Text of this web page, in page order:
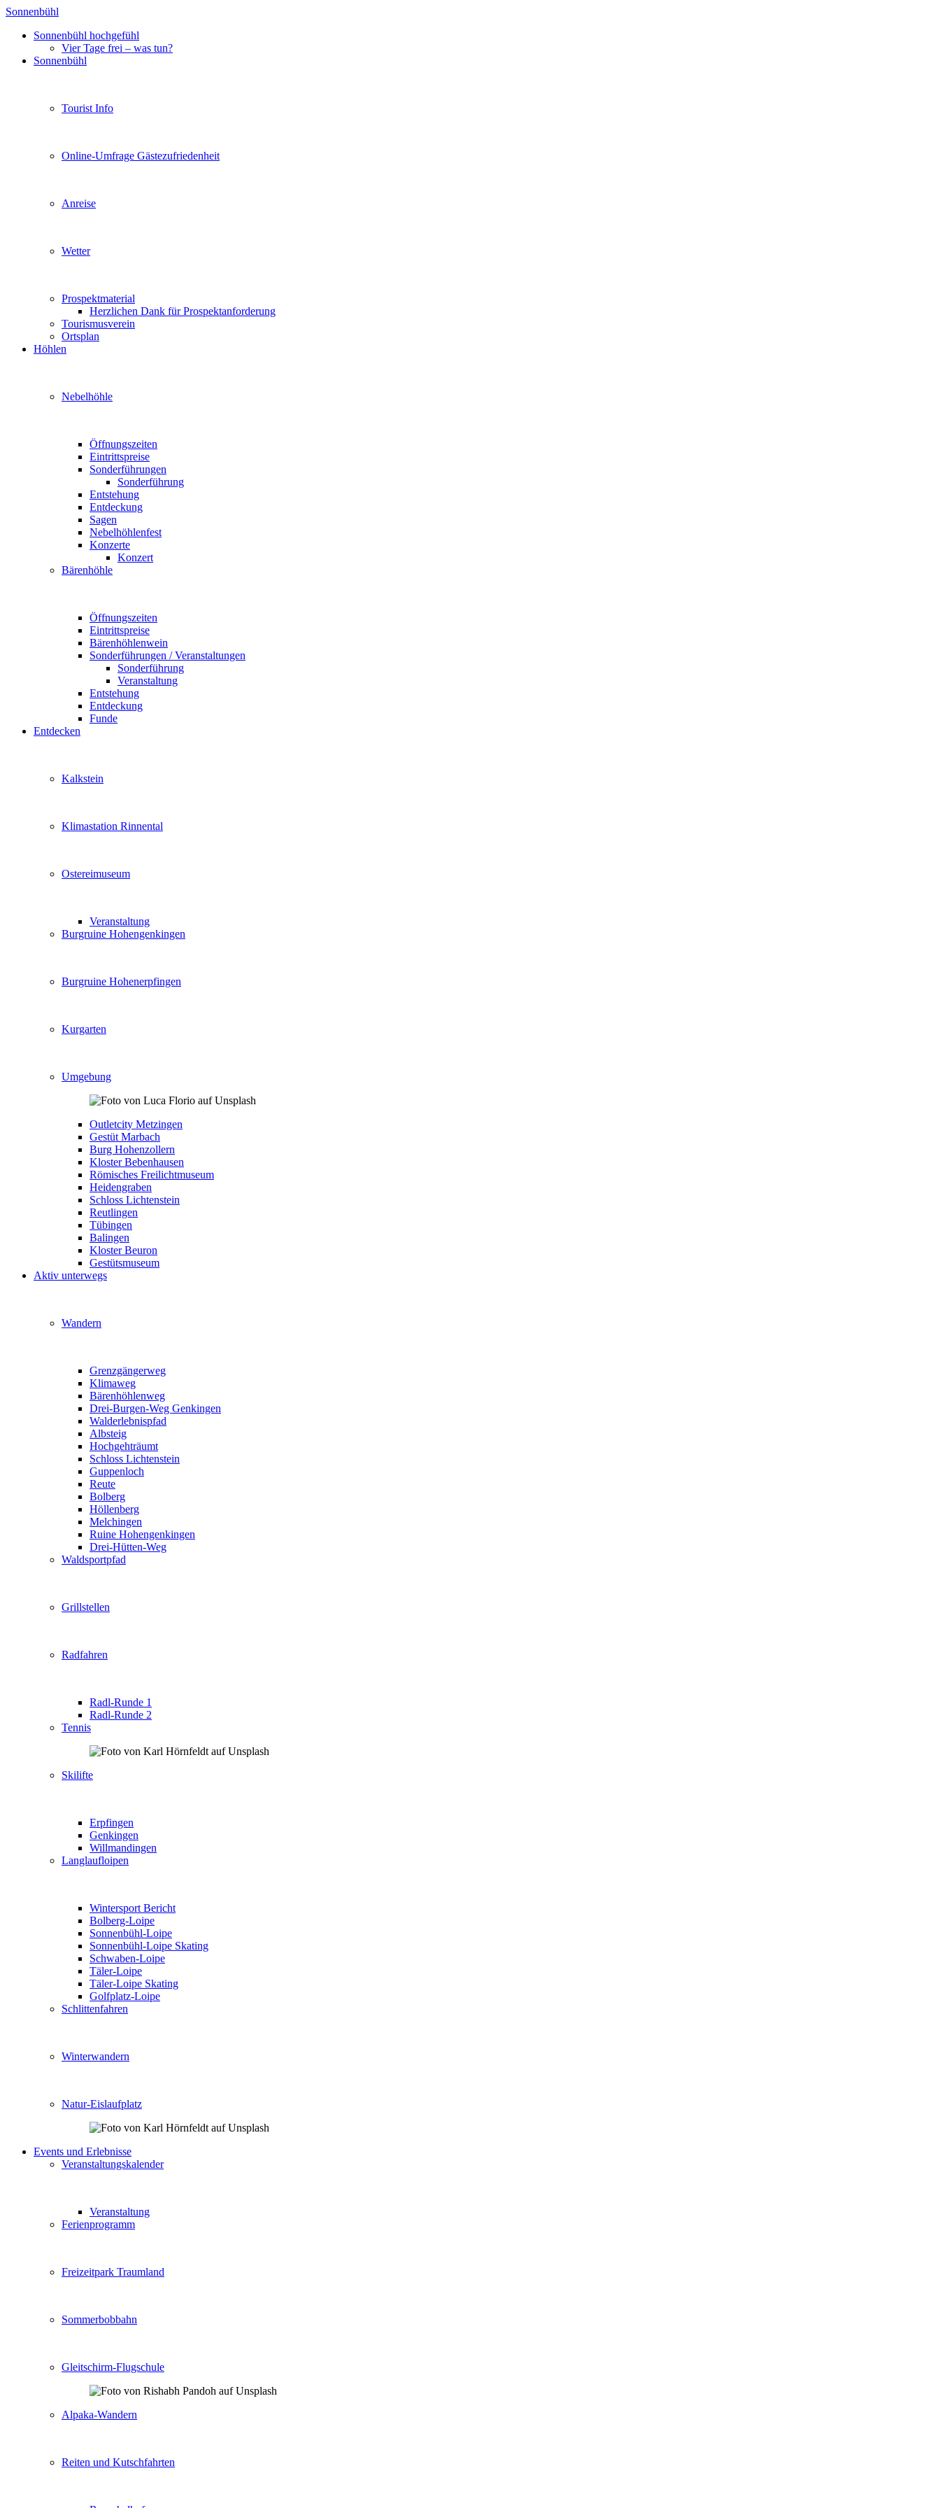
Sonnenbühl
Sonnenbühl hochgefühl
Vier Tage frei – was tun?
Sonnenbühl
Tourist Info
Online-Umfrage Gästezufriedenheit
Anreise
Wetter
Prospektmaterial
Herzlichen Dank für Prospektanforderung
Tourismusverein
Ortsplan
Höhlen
Nebelhöhle
Öffnungszeiten
Eintrittspreise
Sonderführungen
Sonderführung
Entstehung
Entdeckung
Sagen
Nebelhöhlenfest
Konzerte
Konzert
Bärenhöhle
Öffnungszeiten
Eintrittspreise
Bärenhöhlenwein
Sonderführungen / Veranstaltungen
Sonderführung
Veranstaltung
Entstehung
Entdeckung
Funde
Entdecken
Kalkstein
Klimastation Rinnental
Ostereimuseum
Veranstaltung
Burgruine Hohengenkingen
Burgruine Hohenerpfingen
Kurgarten
Umgebung
Outletcity Metzingen
Gestüt Marbach
Burg Hohenzollern
Kloster Bebenhausen
Römisches Freilichtmuseum
Heidengraben
Schloss Lichtenstein
Reutlingen
Tübingen
Balingen
Kloster Beuron
Gestütsmuseum
Aktiv unterwegs
Wandern
Grenzgängerweg
Klimaweg
Bärenhöhlenweg
Drei-Burgen-Weg Genkingen
Walderlebnispfad
Albsteig
Hochgehträumt
Schloss Lichtenstein
Guppenloch
Reute
Bolberg
Höllenberg
Melchingen
Ruine Hohengenkingen
Drei-Hütten-Weg
Waldsportpfad
Grillstellen
Radfahren
Radl-Runde 1
Radl-Runde 2
Tennis
Skilifte
Erpfingen
Genkingen
Willmandingen
Langlaufloipen
Wintersport Bericht
Bolberg-Loipe
Sonnenbühl-Loipe
Sonnenbühl-Loipe Skating
Schwaben-Loipe
Täler-Loipe
Täler-Loipe Skating
Golfplatz-Loipe
Schlittenfahren
Winterwandern
Natur-Eislaufplatz
Events und Erlebnisse
Veranstaltungskalender
Veranstaltung
Ferienprogramm
Freizeitpark Traumland
Sommerbobbahn
Gleitschirm-Flugschule
Alpaka-Wandern
Reiten und Kutschfahrten